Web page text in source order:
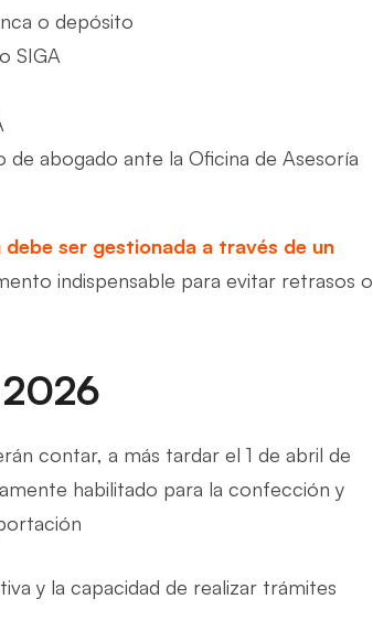
o depósito
SIGA
abogado ante la Oficina de Asesoría
ser gestionada a través de un
indispensable para evitar retrasos o
contar, a más tardar el 1 de abril de
habilitado para la confección y
y la capacidad de realizar trámites